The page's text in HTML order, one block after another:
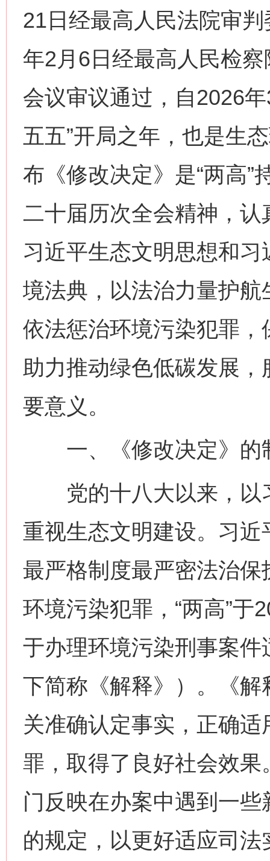
21日经最高人民法院审
年2月6日经最高人民检
会议审议通过，自2026
五五”开局之年，也是生
布《修改决定》是“两高”
二十届历次全会精神，
习近平生态文明思想和
境法典，以法治力量护
依法惩治环境污染犯罪
助力推动绿色低碳发展
要意义。
一、《修改决定》的
党的十八大以来，以
重视生态文明建设。习近
最严格制度最严密法治保
环境污染犯罪，“两高”于
于办理环境污染刑事案
下简称《解释》）。《
关准确认定事实，正确
罪，取得了良好社会效
门反映在办案中遇到一
的规定，以更好适应司